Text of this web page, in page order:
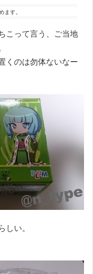
ます。
こって言う、ご当地
くのは勿体ないなー
い。